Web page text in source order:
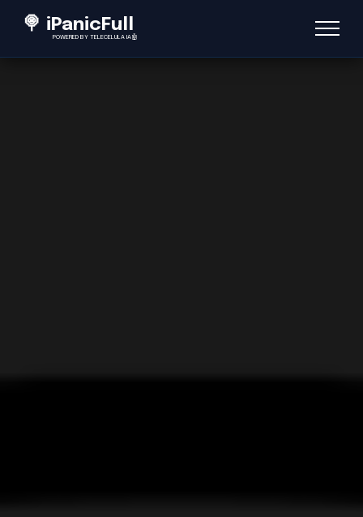
🍭 iPanicFull
POWERED BY TELECÉLULA IA🤖